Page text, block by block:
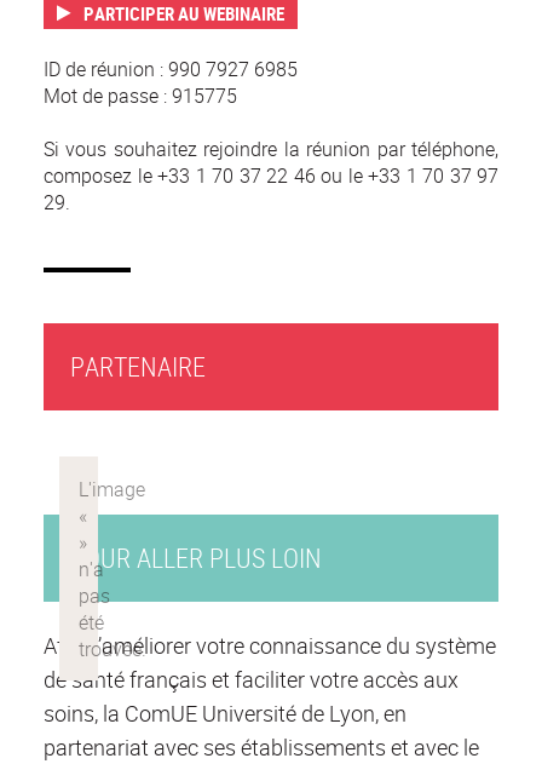
PARTICIPER AU WEBINAIRE
ID de réunion : 990 7927 6985
Mot de passe : 915775
Si vous souhaitez rejoindre la réunion par téléphone,
composez le +33 1 70 37 22 46 ou le +33 1 70 37 97
29.
PARTENAIRE
POUR ALLER PLUS LOIN
Afin d’améliorer votre connaissance du système
de santé français et faciliter votre accès aux
soins, la ComUE Université de Lyon, en
partenariat avec ses établissements et avec le